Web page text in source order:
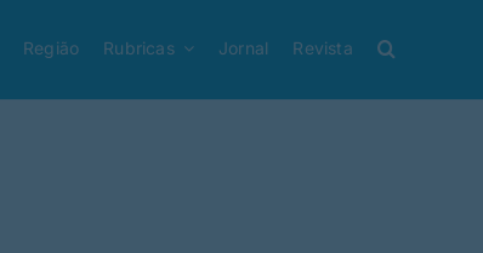
Região Rubricas Jornal Revista